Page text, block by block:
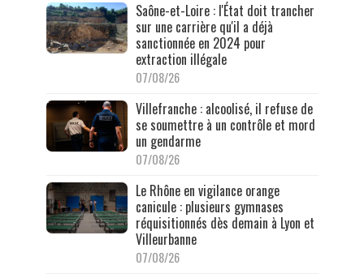
Saône-et-Loire : l'État doit trancher
sur une carrière qu'il a déjà
sanctionnée en 2024 pour
extraction illégale
07/08/26
Villefranche : alcoolisé, il refuse de
se soumettre à un contrôle et mord
un gendarme
07/08/26
Le Rhône en vigilance orange
canicule : plusieurs gymnases
réquisitionnés dès demain à Lyon et
Villeurbanne
07/08/26